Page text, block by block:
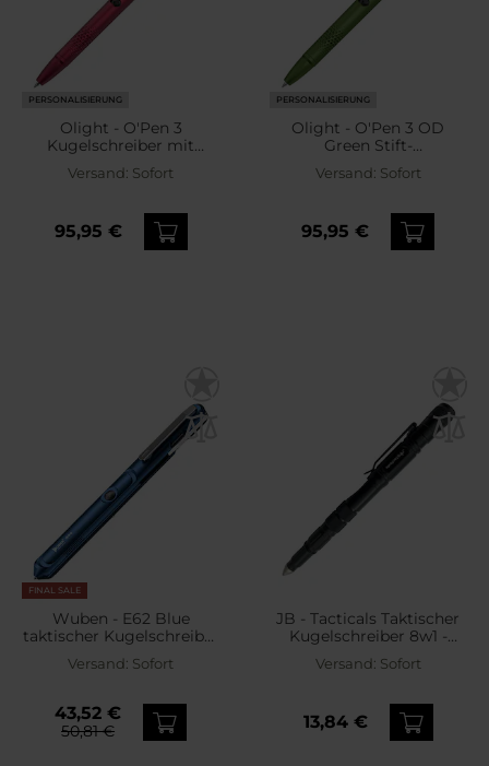
PERSONALISIERUNG
Olight - O'Pen 3
Kugelschreiber mit
Taschenlampe Wine Red
- 120 Lumen
Versand: Sofort
95,95 €
PERSONALISIERUNG
Olight - O'Pen 3 OD
Green Stift-
Taschenlampe - 120
Lumen
Versand: Sofort
95,95 €
FINAL SALE
Wuben - E62 Blue
taktischer Kugelschreiber
mit Taschenlampe - 130
Lumen
Versand: Sofort
43,52 €
50,81 €
JB - Tacticals Taktischer
Kugelschreiber 8w1 -
Versand: Sofort
13,84 €